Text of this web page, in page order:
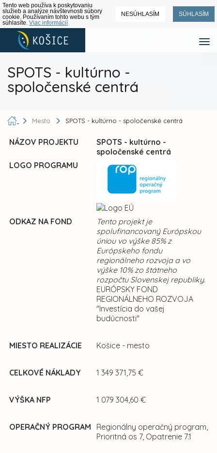
Tento web používa k poskytovaniu
služieb a analýze návštevnosti súbory
cookie. Používaním tohto webu s tým
súhlasíte. Viac informácií
NESÚHLASÍM SÚHLASÍM
SPOTS - kultúrno -
spoločenské centrá
Mesto SPOTS - kultúrno - spoločenské centrá
NÁZOV PROJEKTU
SPOTS - kultúrno -
spoločenské centrá
LOGO PROGRAMU
ODKAZ NA FOND
Tento projekt je
spolufinancovaný Európskou
úniou vo výške 85% z
Európskeho fondu
regionálneho rozvoja a vo
výške 10% zo štátneho
rozpočtu Slovenskej republiky.
EURÓPSKY FOND
REGIONÁLNEHO ROZVOJA
"Investícia do vašej
budúcnosti"
MIESTO REALIZÁCIE Košice - mesto
CELKOVÉ NÁKLADY 1 349 371,75 €
VÝŠKA NFP 1 079 304,60 €
OPERAČNÝ PROGRAM
Regionálny operačný program,
Prioritná os 7, Opatrenie 7.1